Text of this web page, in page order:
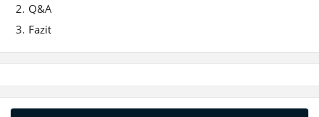
Q&A
Fazit